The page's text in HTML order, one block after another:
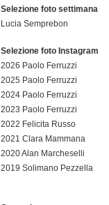
Selezione foto settimana
Lucia Semprebon
Selezione foto Instagram
2026 Paolo Ferruzzi
2025 Paolo Ferruzzi
2024 Paolo Ferruzzi
2023 Paolo Ferruzzi
2022 Felicita Russo
2021 Clara Mammana
2020 Alan Marcheselli
2019 Solimano Pezzella